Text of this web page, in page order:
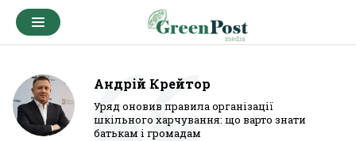
Андрій Крейтор
Уряд оновив правила організації
шкільного харчування: що варто знати
батькам і громадам